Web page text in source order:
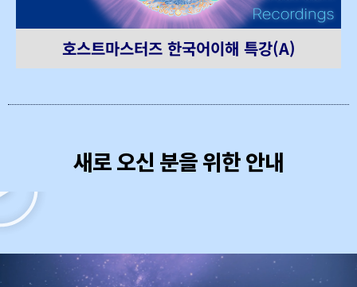
호스트마스터즈 한국어이해 특강(A)
새로 오신 분을 위한 안내